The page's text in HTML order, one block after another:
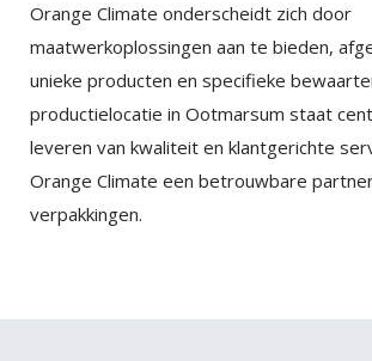
Orange Climate onderscheidt zich door
maatwerkoplossingen aan te bieden,
unieke producten en specifieke
productielocatie in Ootmarsum staat
leveren van kwaliteit en klantgerichte
Orange Climate een betrouwbare
verpakkingen.
Facebook
Twitter
Tristique sollicitudin nibh sit amet
Penatibus et magnis dis parturient
nascetur ridiculus mus. Id aliquet
ante. Nullam vehicula ipsum a arcu.
magna sit amet purus gravida quis
Tortor consequat id porta nibh
felis.